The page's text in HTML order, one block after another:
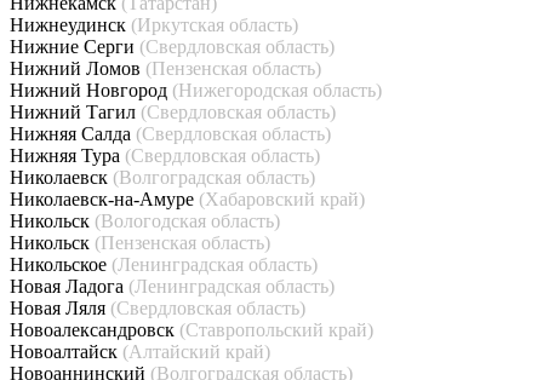
Нижнеудинск (Иркутская область)
Нижние Серги (Свердловская область)
Нижний Ломов (Пензенская область)
Нижний Новгород (Нижегородская область)
Нижний Тагил (Свердловская область)
Нижняя Салда (Свердловская область)
Нижняя Тура (Свердловская область)
Николаевск (Волгоградская область)
Николаевск-на-Амуре (Хабаровский край)
Никольск (Вологодская область)
Никольск (Пензенская область)
Никольское (Ленинградская область)
Новая Ладога (Ленинградская область)
Новая Ляля (Свердловская область)
Новоалександровск (Ставропольский край)
Новоалтайск (Алтайский край)
Новоаннинский (Волгоградская область)